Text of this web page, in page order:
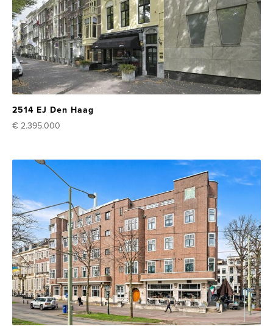
2514 EJ Den Haag
€ 2.395.000